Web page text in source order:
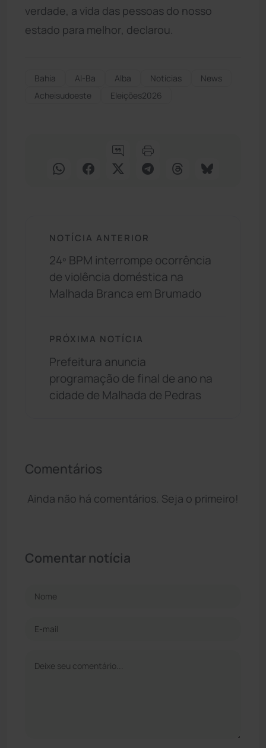
verdade, a vida das pessoas do nosso
estado para melhor, declarou.
Bahia Al-Ba Alba Notícias
News
Acheisudoeste
Eleições2026
NOTÍCIA ANTERIOR
24º BPM interrompe ocorrência
de violência doméstica na
Malhada Branca em Brumado
PRÓXIMA NOTÍCIA
Prefeitura anuncia
programação de final de ano na
cidade de Malhada de Pedras
Comentários
Ainda não há comentários. Seja o primeiro!
Comentar notícia